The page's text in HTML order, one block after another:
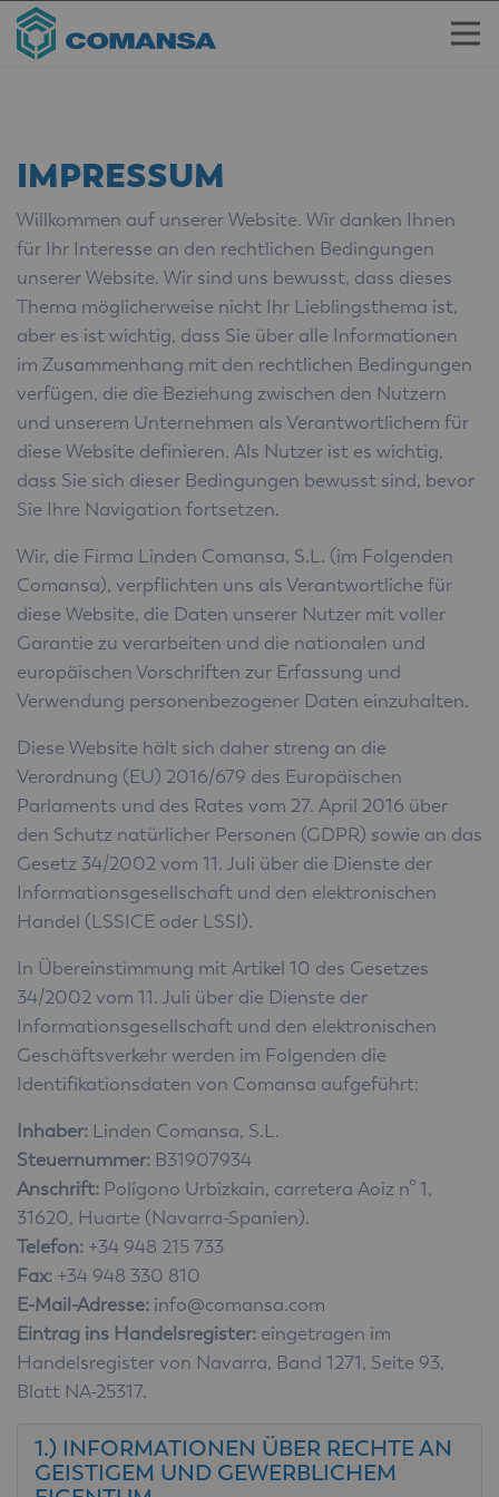
IMPRESSUM
Willkommen auf unserer Website. Wir danken Ihnen
für Ihr Interesse an den rechtlichen Bedingungen
unserer Website. Wir sind uns bewusst, dass dieses
Thema möglicherweise nicht Ihr Lieblingsthema ist,
aber es ist wichtig, dass Sie über alle Informationen
im Zusammenhang mit den rechtlichen Bedingungen
verfügen, die die Beziehung zwischen den Nutzern
und unserem Unternehmen als Verantwortlichem für
diese Website definieren. Als Nutzer ist es wichtig,
dass Sie sich dieser Bedingungen bewusst sind, bevor
Sie Ihre Navigation fortsetzen.
Wir, die Firma Linden Comansa, S.L. (im Folgenden
Comansa), verpflichten uns als Verantwortliche für
diese Website, die Daten unserer Nutzer mit voller
Garantie zu verarbeiten und die nationalen und
europäischen Vorschriften zur Erfassung und
Verwendung personenbezogener Daten einzuhalten.
Diese Website hält sich daher streng an die
Verordnung (EU) 2016/679 des Europäischen
Parlaments und des Rates vom 27. April 2016 über
den Schutz natürlicher Personen (GDPR) sowie an das
Gesetz 34/2002 vom 11. Juli über die Dienste der
Informationsgesellschaft und den elektronischen
Handel (LSSICE oder LSSI).
In Übereinstimmung mit Artikel 10 des Gesetzes
34/2002 vom 11. Juli über die Dienste der
Informationsgesellschaft und den elektronischen
Geschäftsverkehr werden im Folgenden die
Identifikationsdaten von Comansa aufgeführt:
Inhaber: Linden Comansa, S.L.
Steuernummer: B31907934
Anschrift: Polígono Urbizkain, carretera Aoiz nº 1,
31620, Huarte (Navarra-Spanien).
Telefon: +34 948 215 733
Fax: +34 948 330 810
E-Mail-Adresse: info@comansa.com
Eintrag ins Handelsregister: eingetragen im
Handelsregister von Navarra, Band 1271, Seite 93,
Blatt NA-25317.
1.) INFORMATIONEN ÜBER RECHTE AN
GEISTIGEM UND GEWERBLICHEM